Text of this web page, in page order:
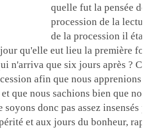
quelle fut la pensée de
procession de la lecture
de la procession il était
qu'elle eut lieu la première
n'arriva que six jours après ?
afin que nous apprenions
que nous sachions bien que nos
soyons donc pas assez insensés
et aux jours du bonheur,